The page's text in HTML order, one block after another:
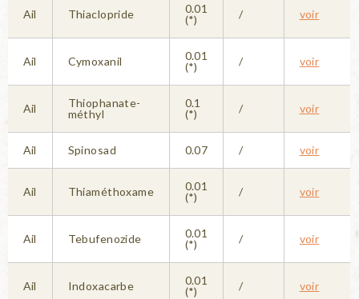
Ail Thiaclopride
0.01
(*)
/ voir
Ail Cymoxanil
0.01
(*)
/ voir
Ail
Thiophanate-
méthyl
0.1
(*)
/ voir
Ail Spinosad 0.07 / voir
Ail Thiaméthoxame
0.01
(*)
/ voir
Ail Tebufenozide
0.01
(*)
/ voir
Ail Indoxacarbe
0.01
(*)
/ voir